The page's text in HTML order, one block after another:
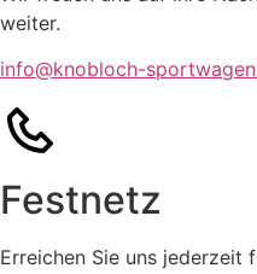
weiter.
info@knobloch-
Festnetz​
Erreichen Sie uns jederzeit